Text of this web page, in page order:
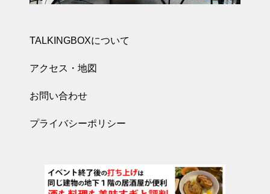
TALKINGBOXについて
アクセス・地図
お問い合わせ
プライバシーポリシー